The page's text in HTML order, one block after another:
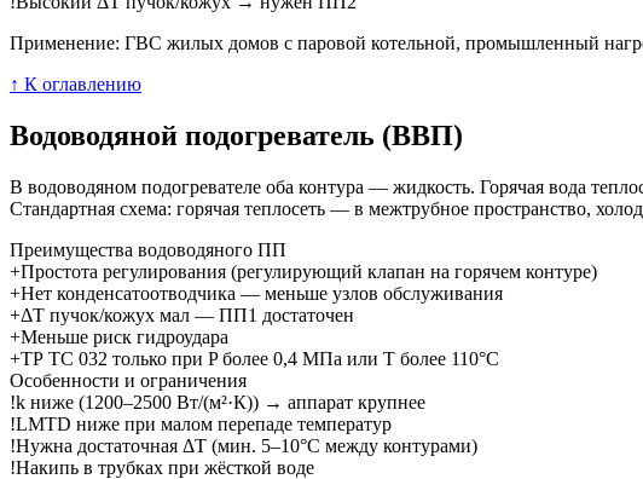
Применение: ГВС жилых домов с паровой котельной, промышленный
↑ К оглавлению
Водоводяной подогреватель (ВВП)
В водоводяном подогревателе оба контура — жидкость. Горячая вода
Стандартная схема: горячая теплосеть — в межтрубное пространство,
Преимущества водоводяного ПП
+Простота регулирования (регулирующий клапан на горячем контуре)
+Нет конденсатоотводчика — меньше узлов обслуживания
+ΔT пучок/кожух мал — ПП1 достаточен
+Меньше риск гидроудара
+ТР ТС 032 только при P более 0,4 МПа или T более 110°C
Особенности и ограничения
!k ниже (1200–2500 Вт/(м²·К)) → аппарат крупнее
!LMTD ниже при малом перепаде температур
!Нужна достаточная ΔT (мин. 5–10°C между контурами)
!Накипь в трубках при жёсткой воде